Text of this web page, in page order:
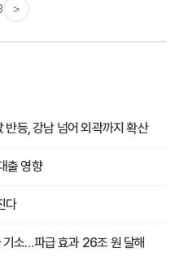
>
등, 강남 넘어 외곽까지 확산
출 영향
다
기소…파급 효과 26조 원 달해